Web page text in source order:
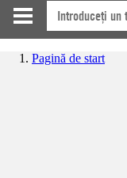
Pagină de start